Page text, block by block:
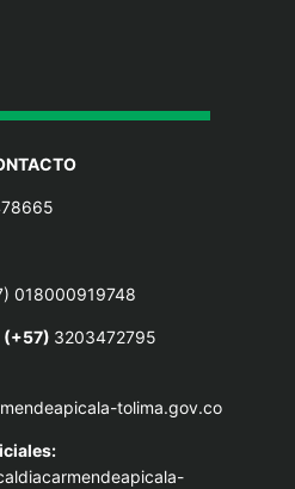
018000919748
(+57) 3203472795
tolima.gov.co